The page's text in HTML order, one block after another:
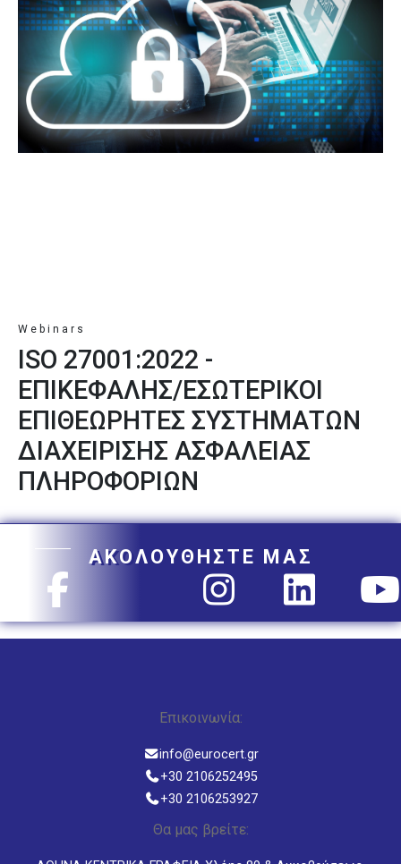
Webinars
ISO 27001:2022 -
ΕΠΙΚΕΦΑΛΗΣ/ΕΣΩΤΕΡΙΚΟΙ
ΕΠΙΘΕΩΡΗΤΕΣ ΣΥΣΤΗΜΑΤΩΝ
ΔΙΑΧΕΙΡΙΣΗΣ ΑΣΦΑΛΕΙΑΣ
ΠΛΗΡΟΦΟΡΙΩΝ
ΑΚΟΛΟΥΘΗΣΤΕ ΜΑΣ
Επικοινωνία:
info@eurocert.gr
+30 2106252495
+30 2106253927
Θα μας βρείτε: